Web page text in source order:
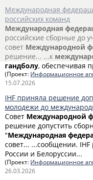
Международная
российских команд
Международная
российские сборные до
совет Международной
решение... ...к
гандболу, обеспечивая
(Проект: Информационное
15.07.2026
IHF приняла решение
молодежи до
Совет Международной
решение допустить
"Международная
совет... ...сообщении.
России и Белоруссии...
(Проект: Информационное
26.03.2026